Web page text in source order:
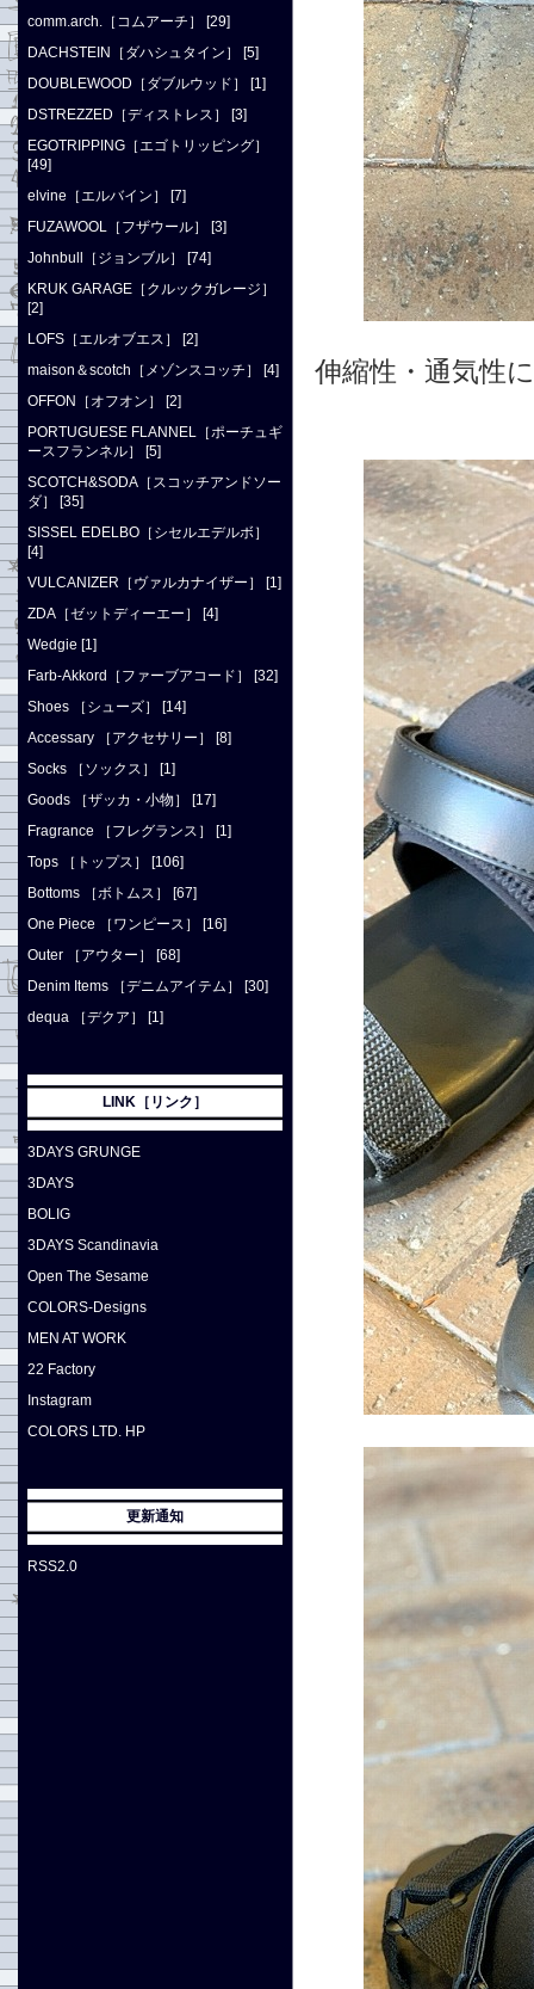
伸縮性・通気性
comm.arch.［コムアーチ］ [29]
DACHSTEIN［ダハシュタイン］ [5]
DOUBLEWOOD［ダブルウッド］ [1]
DSTREZZED［ディストレス］ [3]
EGOTRIPPING［エゴトリッピング］
[49]
elvine［エルバイン］ [7]
FUZAWOOL［フザウール］ [3]
Johnbull［ジョンブル］ [74]
KRUK GARAGE［クルックガレージ］
[2]
LOFS［エルオブエス］ [2]
maison＆scotch［メゾンスコッチ］ [4]
OFFON［オフオン］ [2]
PORTUGUESE FLANNEL［ポーチュギ
ースフランネル］ [5]
SCOTCH&SODA［スコッチアンドソー
ダ］ [35]
SISSEL EDELBO［シセルエデルボ］
[4]
VULCANIZER［ヴァルカナイザー］ [1]
ZDA［ゼットディーエー］ [4]
Wedgie [1]
Farb-Akkord［ファーブアコード］ [32]
Shoes ［シューズ］ [14]
Accessary ［アクセサリー］ [8]
Socks ［ソックス］ [1]
Goods ［ザッカ・小物］ [17]
Fragrance ［フレグランス］ [1]
Tops ［トップス］ [106]
Bottoms ［ボトムス］ [67]
One Piece ［ワンピース］ [16]
Outer ［アウター］ [68]
Denim Items ［デニムアイテム］ [30]
dequa ［デクア］ [1]
LINK［リンク］
3DAYS GRUNGE
3DAYS
BOLIG
3DAYS Scandinavia
Open The Sesame
COLORS-Designs
MEN AT WORK
22 Factory
Instagram
COLORS LTD. HP
更新通知
RSS2.0